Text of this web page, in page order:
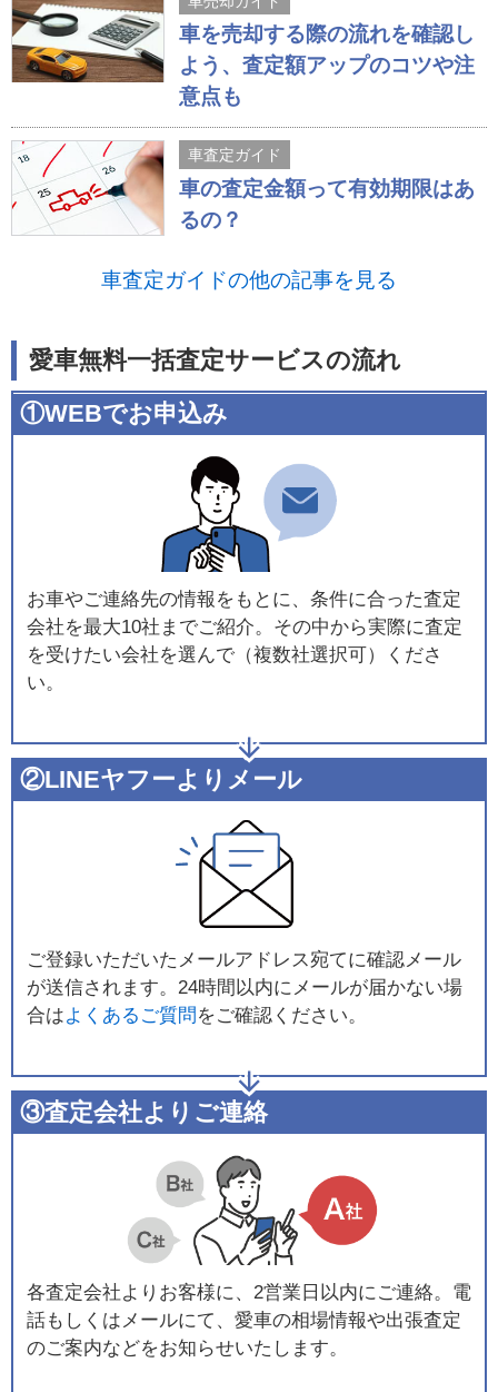
車を売却する際の流れを確認し
よう、査定額アップのコツや注
意点も
車査定ガイド
車の査定金額って有効期限はあ
るの？
車査定ガイドの他の記事を見る
愛車無料一括査定サービスの流れ
①WEBでお申込み
お車やご連絡先の情報をもとに、条件に合った査定
会社を最大10社までご紹介。その中から実際に査定
を受けたい会社を選んで（複数社選択可）くださ
い。
②LINEヤフーよりメール
ご登録いただいたメールアドレス宛てに確認メール
が送信されます。24時間以内にメールが届かない場
合はよくあるご質問 をご確認ください。
③査定会社よりご連絡
各査定会社よりお客様に、2営業日以内にご連絡。電
話もしくはメールにて、愛車の相場情報や出張査定
のご案内などをお知らせいたします。